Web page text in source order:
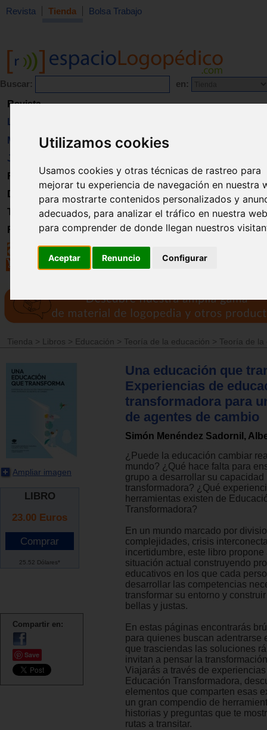
Utilizamos cookies
Usamos cookies y otras técnicas de rastreo para
mejorar tu experiencia de navegación en nuestra
para mostrarte contenidos personalizados y
adecuados, para analizar el tráfico en nuestra
para comprender de donde llegan nuestros
Aceptar Renuncio Configurar
Revista Tienda Bolsa Trabajo
Buscar: en:
Revista
Libros
Material
Juguetes
Formación
Directorio
Trabajo
Registro
Tienda > Libros > Educación > Teoría de la educación > Teoría de la
Ampliar imagen
LIBRO
23.00 Euros
25.52 Dólares*
Compartir en:
Save
Una educación que
Experiencias de
transformadora para
de agentes de cambio
Simón Menéndez Sadornil,
¿Puede la educación cambiar
mundo? ¿Qué hace falta para
grupo a desarrollar su capacidad
transformadora? ¿Qué
herramientas existen de
Transformadora?
En un mundo marcado por
complejidades, crisis
incertidumbre, este libro propone
situación actual construyendo
educativos en los que cada
desarrollar las competencias
transformar su entorno y
bellas y justas.
En estas páginas encontrarás
para quienes buscan adentrarse
que trasciendas las soluciones
invitan a pensar la
Viajarás a través de
Educación Transformadora,
elementos que comparten esas
un gran compendio de
historias y preguntas que te
rutas a transitar.